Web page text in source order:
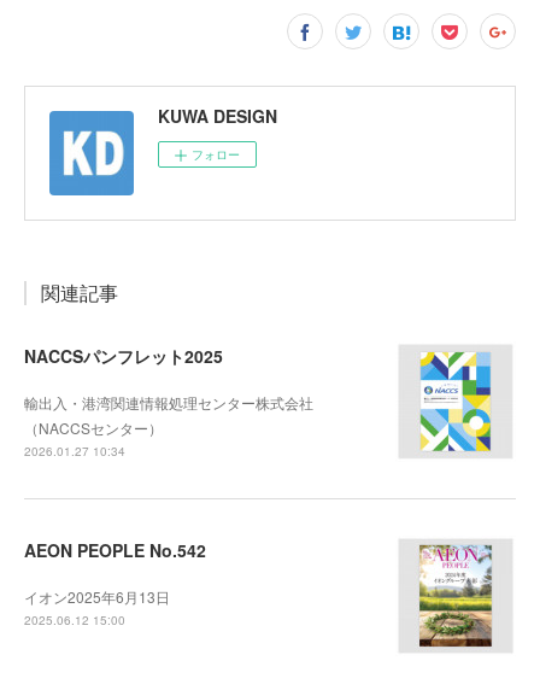
KUWA DESIGN
フォロー
関連記事
NACCSパンフレット2025
輸出入・港湾関連情報処理センター株式会社
（NACCSセンター）
2026.01.27 10:34
AEON PEOPLE No.542
イオン2025年6月13日
2025.06.12 15:00